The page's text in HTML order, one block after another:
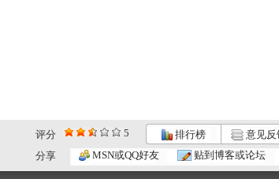
评分 5 排行榜 意见反
分享
MSN或QQ好友 贴到博客或论坛